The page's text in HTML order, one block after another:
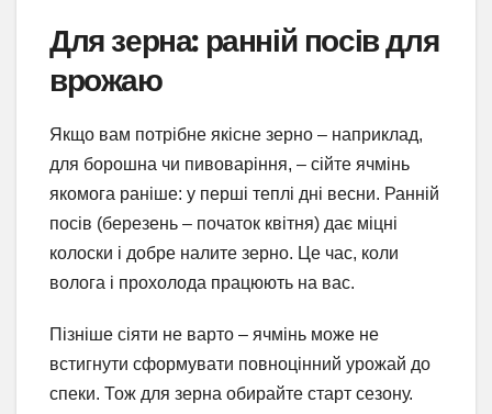
Для зерна: ранній посів для
врожаю
Якщо вам потрібне якісне зерно – наприклад,
для борошна чи пивоваріння, – сійте ячмінь
якомога раніше: у перші теплі дні весни. Ранній
посів (березень – початок квітня) дає міцні
колоски і добре налите зерно. Це час, коли
волога і прохолода працюють на вас.
Пізніше сіяти не варто – ячмінь може не
встигнути сформувати повноцінний урожай до
спеки. Тож для зерна обирайте старт сезону.